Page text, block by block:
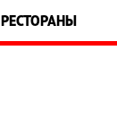
РЕСТОРАНЫ